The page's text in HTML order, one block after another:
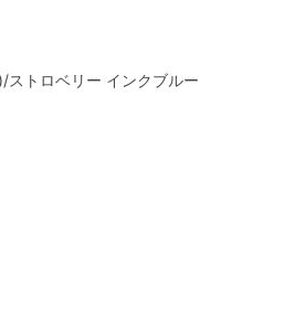
ストロベリー インクブルー